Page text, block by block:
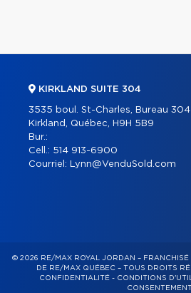
KIRKLAND SUITE 304
3535 boul. St-Charles, Bureau 304
Kirkland, Québec, H9H 5B9
Bur.:
Cell.: 514 913-6900
Courriel: Lynn@VenduSold.com
© 2026 RE/MAX ROYAL JORDAN –
DE RE/MAX QUÉBEC – TOUS DROITS
CONFIDENTIALITÉ- CONDITIONS